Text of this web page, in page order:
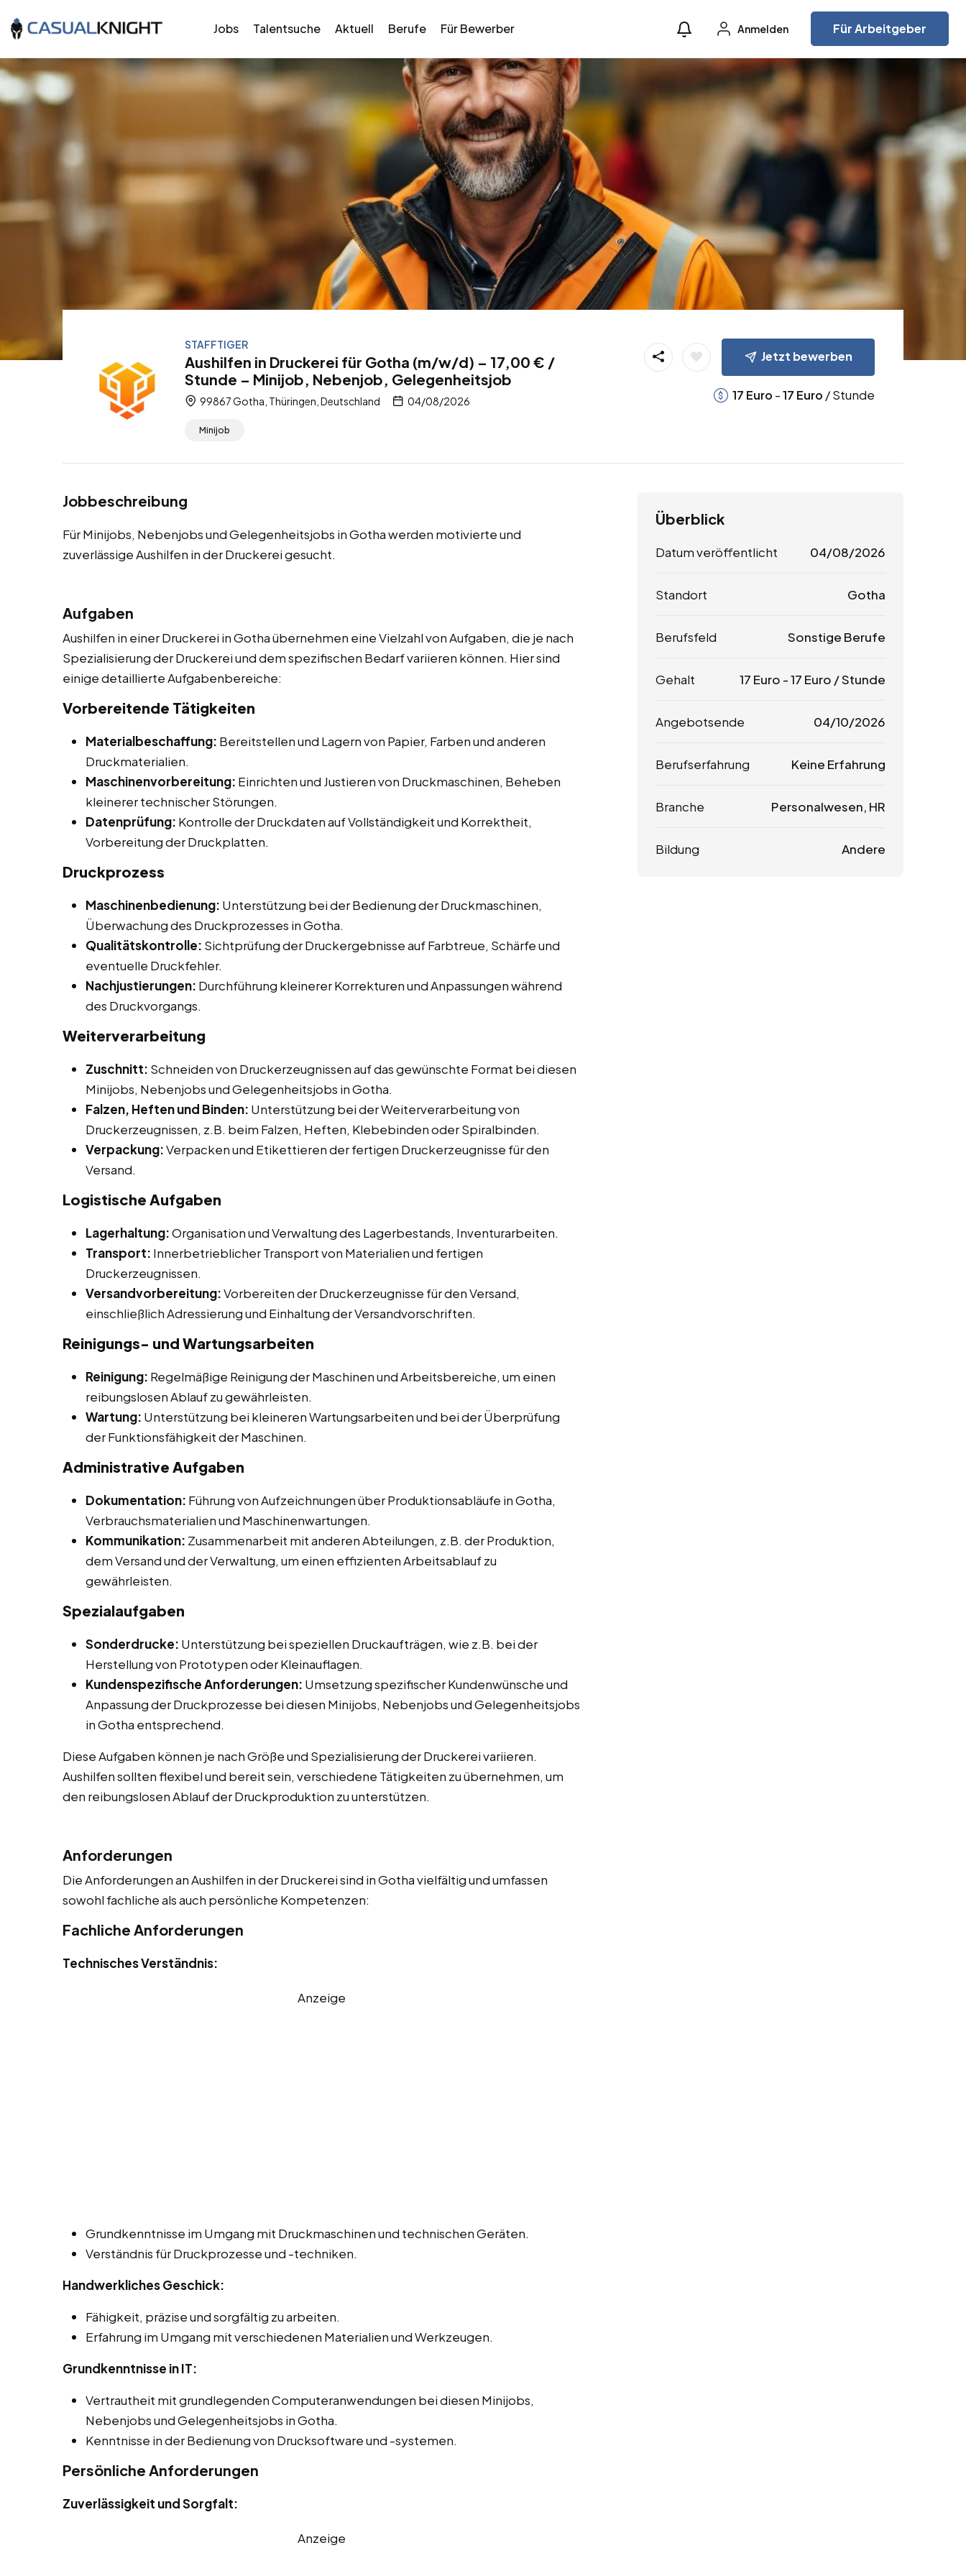
Jobs Talentsuche Aktuell Berufe Für Bewerber Anmelden Für Arbeitgeber
STAFFTIGER
Aushilfen in Druckerei für Gotha (m/w/d) – 17,00 € /
Stunde – Minijob, Nebenjob, Gelegenheitsjob
99867 Gotha, Thüringen, Deutschland 04/08/2026
Minijob
Jetzt bewerben
17 Euro -17 Euro / Stunde
Jobbeschreibung
Für Minijobs, Nebenjobs und Gelegenheitsjobs in Gotha werden motivierte und
zuverlässige Aushilfen in der Druckerei gesucht.
Aufgaben
Aushilfen in einer Druckerei in Gotha übernehmen eine Vielzahl von Aufgaben, die je nach
Spezialisierung der Druckerei und dem spezifischen Bedarf variieren können. Hier sind
einige detaillierte Aufgabenbereiche:
Vorbereitende Tätigkeiten
Materialbeschaffung: Bereitstellen und Lagern von Papier, Farben und anderen
Druckmaterialien.
Maschinenvorbereitung: Einrichten und Justieren von Druckmaschinen, Beheben
kleinerer technischer Störungen.
Datenprüfung: Kontrolle der Druckdaten auf Vollständigkeit und Korrektheit,
Vorbereitung der Druckplatten.
Druckprozess
Maschinenbedienung: Unterstützung bei der Bedienung der Druckmaschinen,
Überwachung des Druckprozesses in Gotha.
Qualitätskontrolle: Sichtprüfung der Druckergebnisse auf Farbtreue, Schärfe und
eventuelle Druckfehler.
Nachjustierungen: Durchführung kleinerer Korrekturen und Anpassungen während
des Druckvorgangs.
Weiterverarbeitung
Zuschnitt: Schneiden von Druckerzeugnissen auf das gewünschte Format bei diesen
Minijobs, Nebenjobs und Gelegenheitsjobs in Gotha.
Falzen, Heften und Binden: Unterstützung bei der Weiterverarbeitung von
Druckerzeugnissen, z.B. beim Falzen, Heften, Klebebinden oder Spiralbinden.
Verpackung:Verpacken und Etikettieren der fertigen Druckerzeugnisse für den
Versand.
Logistische Aufgaben
Lagerhaltung:Organisation und Verwaltung des Lagerbestands, Inventurarbeiten.
Transport: Innerbetrieblicher Transport von Materialien und fertigen
Druckerzeugnissen.
Versandvorbereitung:Vorbereiten der Druckerzeugnisse für den Versand,
einschließlich Adressierung und Einhaltung der Versandvorschriften.
Reinigungs- und Wartungsarbeiten
Reinigung: Regelmäßige Reinigung der Maschinen und Arbeitsbereiche, um einen
reibungslosen Ablauf zu gewährleisten.
Wartung: Unterstützung bei kleineren Wartungsarbeiten und bei der Überprüfung
der Funktionsfähigkeit der Maschinen.
Administrative Aufgaben
Dokumentation: Führung von Aufzeichnungen über Produktionsabläufe in Gotha,
Verbrauchsmaterialien und Maschinenwartungen.
Kommunikation: Zusammenarbeit mit anderen Abteilungen, z.B. der Produktion,
dem Versand und der Verwaltung, um einen effizienten Arbeitsablauf zu
gewährleisten.
Spezialaufgaben
Sonderdrucke: Unterstützung bei speziellen Druckaufträgen, wie z.B. bei der
Herstellung von Prototypen oder Kleinauflagen.
Kundenspezifische Anforderungen: Umsetzung spezifischer Kundenwünsche und
Anpassung der Druckprozesse bei diesen Minijobs, Nebenjobs und Gelegenheitsjobs
in Gotha entsprechend.
Diese Aufgaben können je nach Größe und Spezialisierung der Druckerei variieren.
Aushilfen sollten flexibel und bereit sein, verschiedene Tätigkeiten zu übernehmen, um
den reibungslosen Ablauf der Druckproduktion zu unterstützen.
Anforderungen
Die Anforderungen an Aushilfen in der Druckerei sind in Gotha vielfältig und umfassen
sowohl fachliche als auch persönliche Kompetenzen:
Fachliche Anforderungen
Technisches Verständnis:
Anzeige
Grundkenntnisse im Umgang mit Druckmaschinen und technischen Geräten.
Verständnis für Druckprozesse und -techniken.
Handwerkliches Geschick:
Fähigkeit, präzise und sorgfältig zu arbeiten.
Erfahrung im Umgang mit verschiedenen Materialien und Werkzeugen.
Grundkenntnisse in IT:
Vertrautheit mit grundlegenden Computeranwendungen bei diesen Minijobs,
Nebenjobs und Gelegenheitsjobs in Gotha.
Kenntnisse in der Bedienung von Drucksoftware und -systemen.
Persönliche Anforderungen
Zuverlässigkeit und Sorgfalt:
Anzeige
Überblick
Datum veröffentlicht 04/08/2026
Standort Gotha
Berufsfeld Sonstige Berufe
Gehalt 17 Euro -17 Euro / Stunde
Angebotsende 04/10/2026
Berufserfahrung Keine Erfahrung
Branche Personalwesen, HR
Bildung Andere